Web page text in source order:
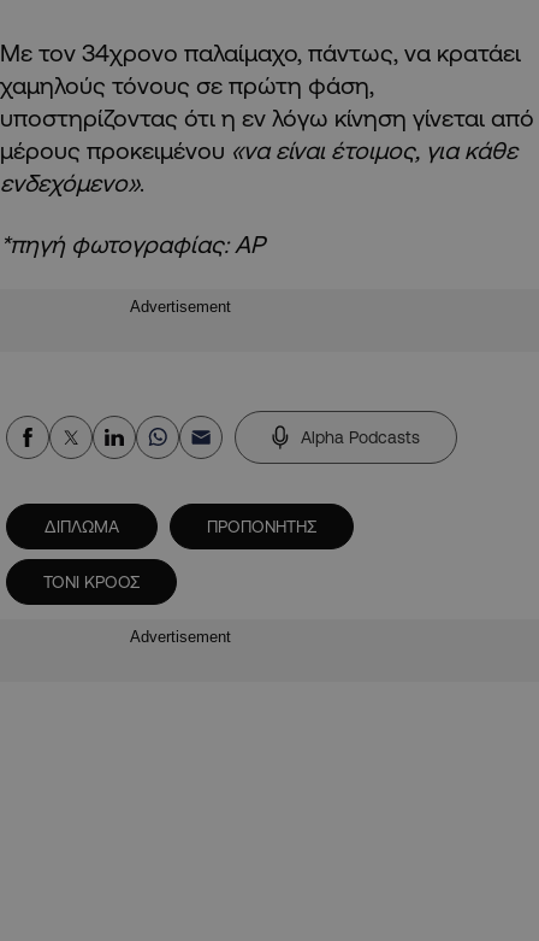
Με τον 34χρονο παλαίμαχο, πάντως, να κρατάει
χαμηλούς τόνους σε πρώτη φάση,
υποστηρίζοντας ότι η εν λόγω κίνηση γίνεται από
μέρους προκειμένου «να είναι έτοιμος, για κάθε
ενδεχόμενο».
*πηγή φωτογραφίας: ΑΡ
Advertisement
Alpha Podcasts
ΔΙΠΛΩΜΑ ΠΡΟΠΟΝΗΤΗΣ
ΤΟΝΙ ΚΡΟΟΣ
Advertisement